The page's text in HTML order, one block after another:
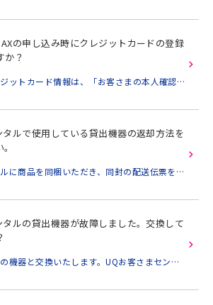
の申し込み時にクレジットカードの登録
か？
お客さまのクレジットカード情報は、「お客さまの本人確認」「機器紛失、破損時の請求先」「機器未返却時の請求先」として確認させていただいております。
タルで使用している貸出機器の返却方法を
到着時の段ボールに商品を同梱いただき、同封の配送伝票を貼り付けご返却ください。返却方法についての詳細は、以下ページの「ご返却方法」よりご確認ください。Try WiMAXの使い方ガイドはこちら
タルの貸出機器が故障しました。交換して
故障の場合、別の機器と交換いたします。UQお客さまセンターへご連絡ください。なお、お客様の不注意による破損、故障の場合は、機器代金相当額を請求させていただきます。